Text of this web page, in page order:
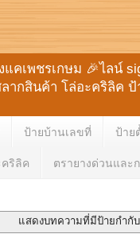
แคเพชรเกษม 🎉ไลน์
ากสินค้า โล่อะคริลิค
ป้ายบ้านเลขที่ ป้าย
ริลิค ตรายางด่วนและ
แสดงบทความที่มีป้ายกำกับ